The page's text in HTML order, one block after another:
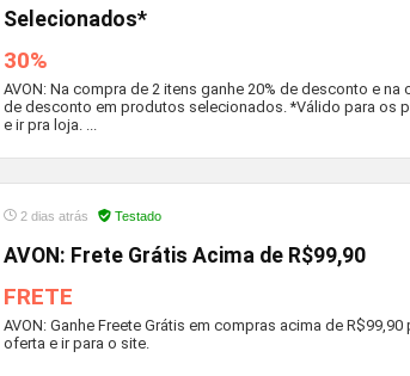
Selecionados*
30%
AVON: Na compra de 2 itens ganhe 20% de desconto e na
de desconto em produtos selecionados. *Válido para os
e ir pra loja. ...
2 dias atrás Testado
AVON: Frete Grátis Acima de R$99,90
FRETE
AVON: Ganhe Freete Grátis em compras acima de
oferta e ir para o site.